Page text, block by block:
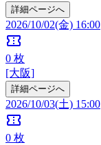
詳細ページへ
2026/10/02(金) 16:00
confirmation_number
0 枚
[大阪]
詳細ページへ
2026/10/03(土) 15:00
confirmation_number
0 枚